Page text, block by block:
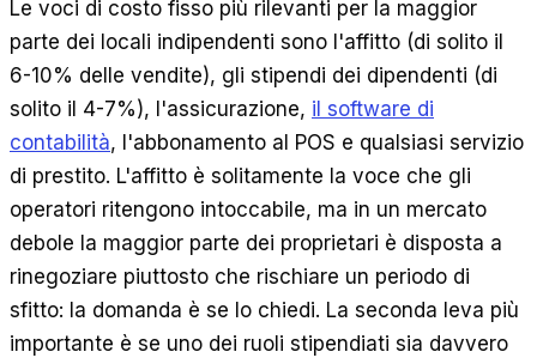
Le voci di costo fisso più rilevanti per la maggior
parte dei locali indipendenti sono l'affitto (di solito il
6-10% delle vendite), gli stipendi dei dipendenti (di
solito il 4-7%), l'assicurazione, il software di
contabilità, l'abbonamento al POS e qualsiasi servizio
di prestito. L'affitto è solitamente la voce che gli
operatori ritengono intoccabile, ma in un mercato
debole la maggior parte dei proprietari è disposta a
rinegoziare piuttosto che rischiare un periodo di
sfitto: la domanda è se lo chiedi. La seconda leva più
importante è se uno dei ruoli stipendiati sia davvero